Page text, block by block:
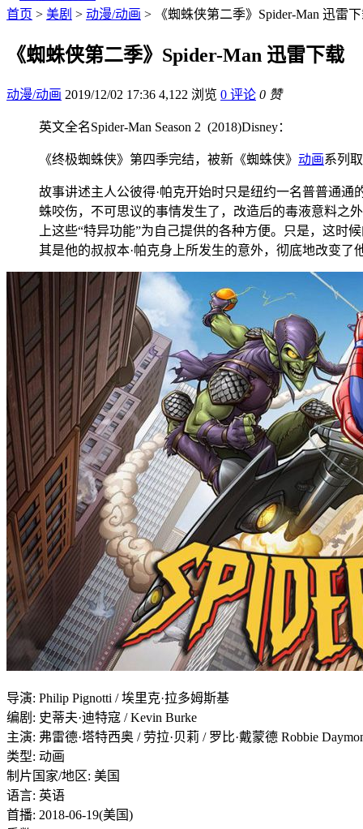
首页 > 美剧 > 动漫/动画 > 《蜘蛛侠第二季》Spider-Man 迅雷
《蜘蛛侠第二季》Spider-Man 迅雷下载
动漫/动画 2019/12/02 17:36 4,122 浏览 0 评论 0 赞
英文全名Spider-Man Season 2 (2018)Disney：
《终极蜘蛛侠》第四季完结，被新《蜘蛛侠》 动画系列
故事讲述主人公彼得·帕克开始时只是纽约一名普普通
蛛咬伤，不可思议的事情发生了，改造后的毒液意料之
上这些“特异功能”为自己提供的各种方便。只是，这时
其是他的叔叔本·帕克身上所发生的意外，彻底地改变
导演: Philip Pignotti / 埃里克·拉多姆斯基
编剧 : 史蒂夫·迪特寇 / Kevin Burke
主演: 弗雷德·塔特西奥 / 劳拉·贝莉 / 罗比·戴蒙德 Robbie
类型: 动画
制片国家/地区: 美国
语言: 英语
首播: 2018-06-19(美国)